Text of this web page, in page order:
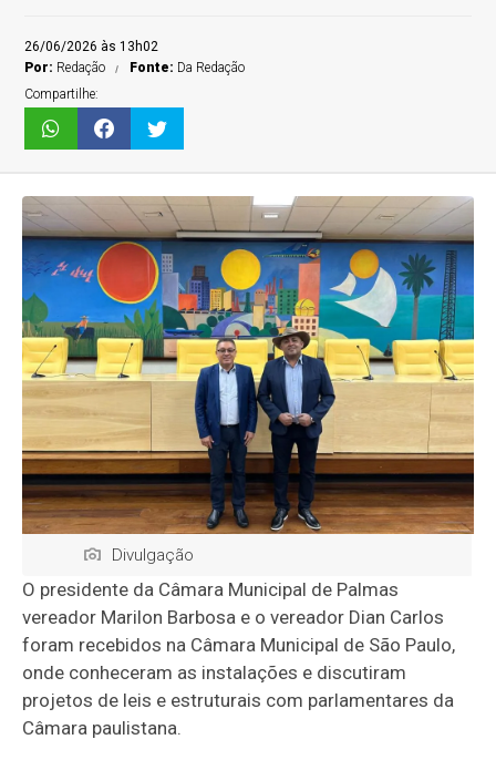
26/06/2026 às 13h02
Por: Redação Fonte: Da Redação
Compartilhe:
Divulgação
O presidente da Câmara Municipal de Palmas
vereador Marilon Barbosa e o vereador Dian Carlos
foram recebidos na Câmara Municipal de São Paulo,
onde conheceram as instalações e discutiram
projetos de leis e estruturais com parlamentares da
Câmara paulistana.